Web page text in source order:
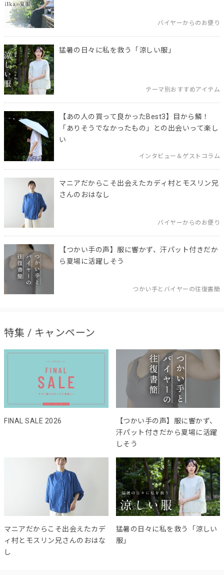
バイヤーからのお便り
猛暑の日々に私を救う「涼しい服」
テーマ別おすすめアイテム
【あの人の買って良かったBest3】目から鱗！
「ありそうでなかったもの」との出会いって楽し
い
インタビュー＆ゲストコラム
マニアだからこそ出会えたカディ村とモスリン兄
さんのおはなし
バイヤーからのお便り
【つかい手の声】服に響かず、汗パット付きだか
ら夏場に活躍しそう
つかい手とバイヤーの往復書簡
特集 / キャンペーン
FINAL SALE 2026
【つかい手の声】服に響かず、
汗パット付きだから夏場に活躍
しそう
マニアだからこそ出会えたカデ
ィ村とモスリン兄さんのおはな
し
猛暑の日々に私を救う「涼しい
服」